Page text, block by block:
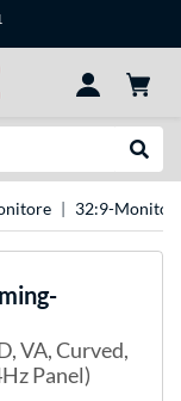
32:9-
VA, Curved,
Panel)